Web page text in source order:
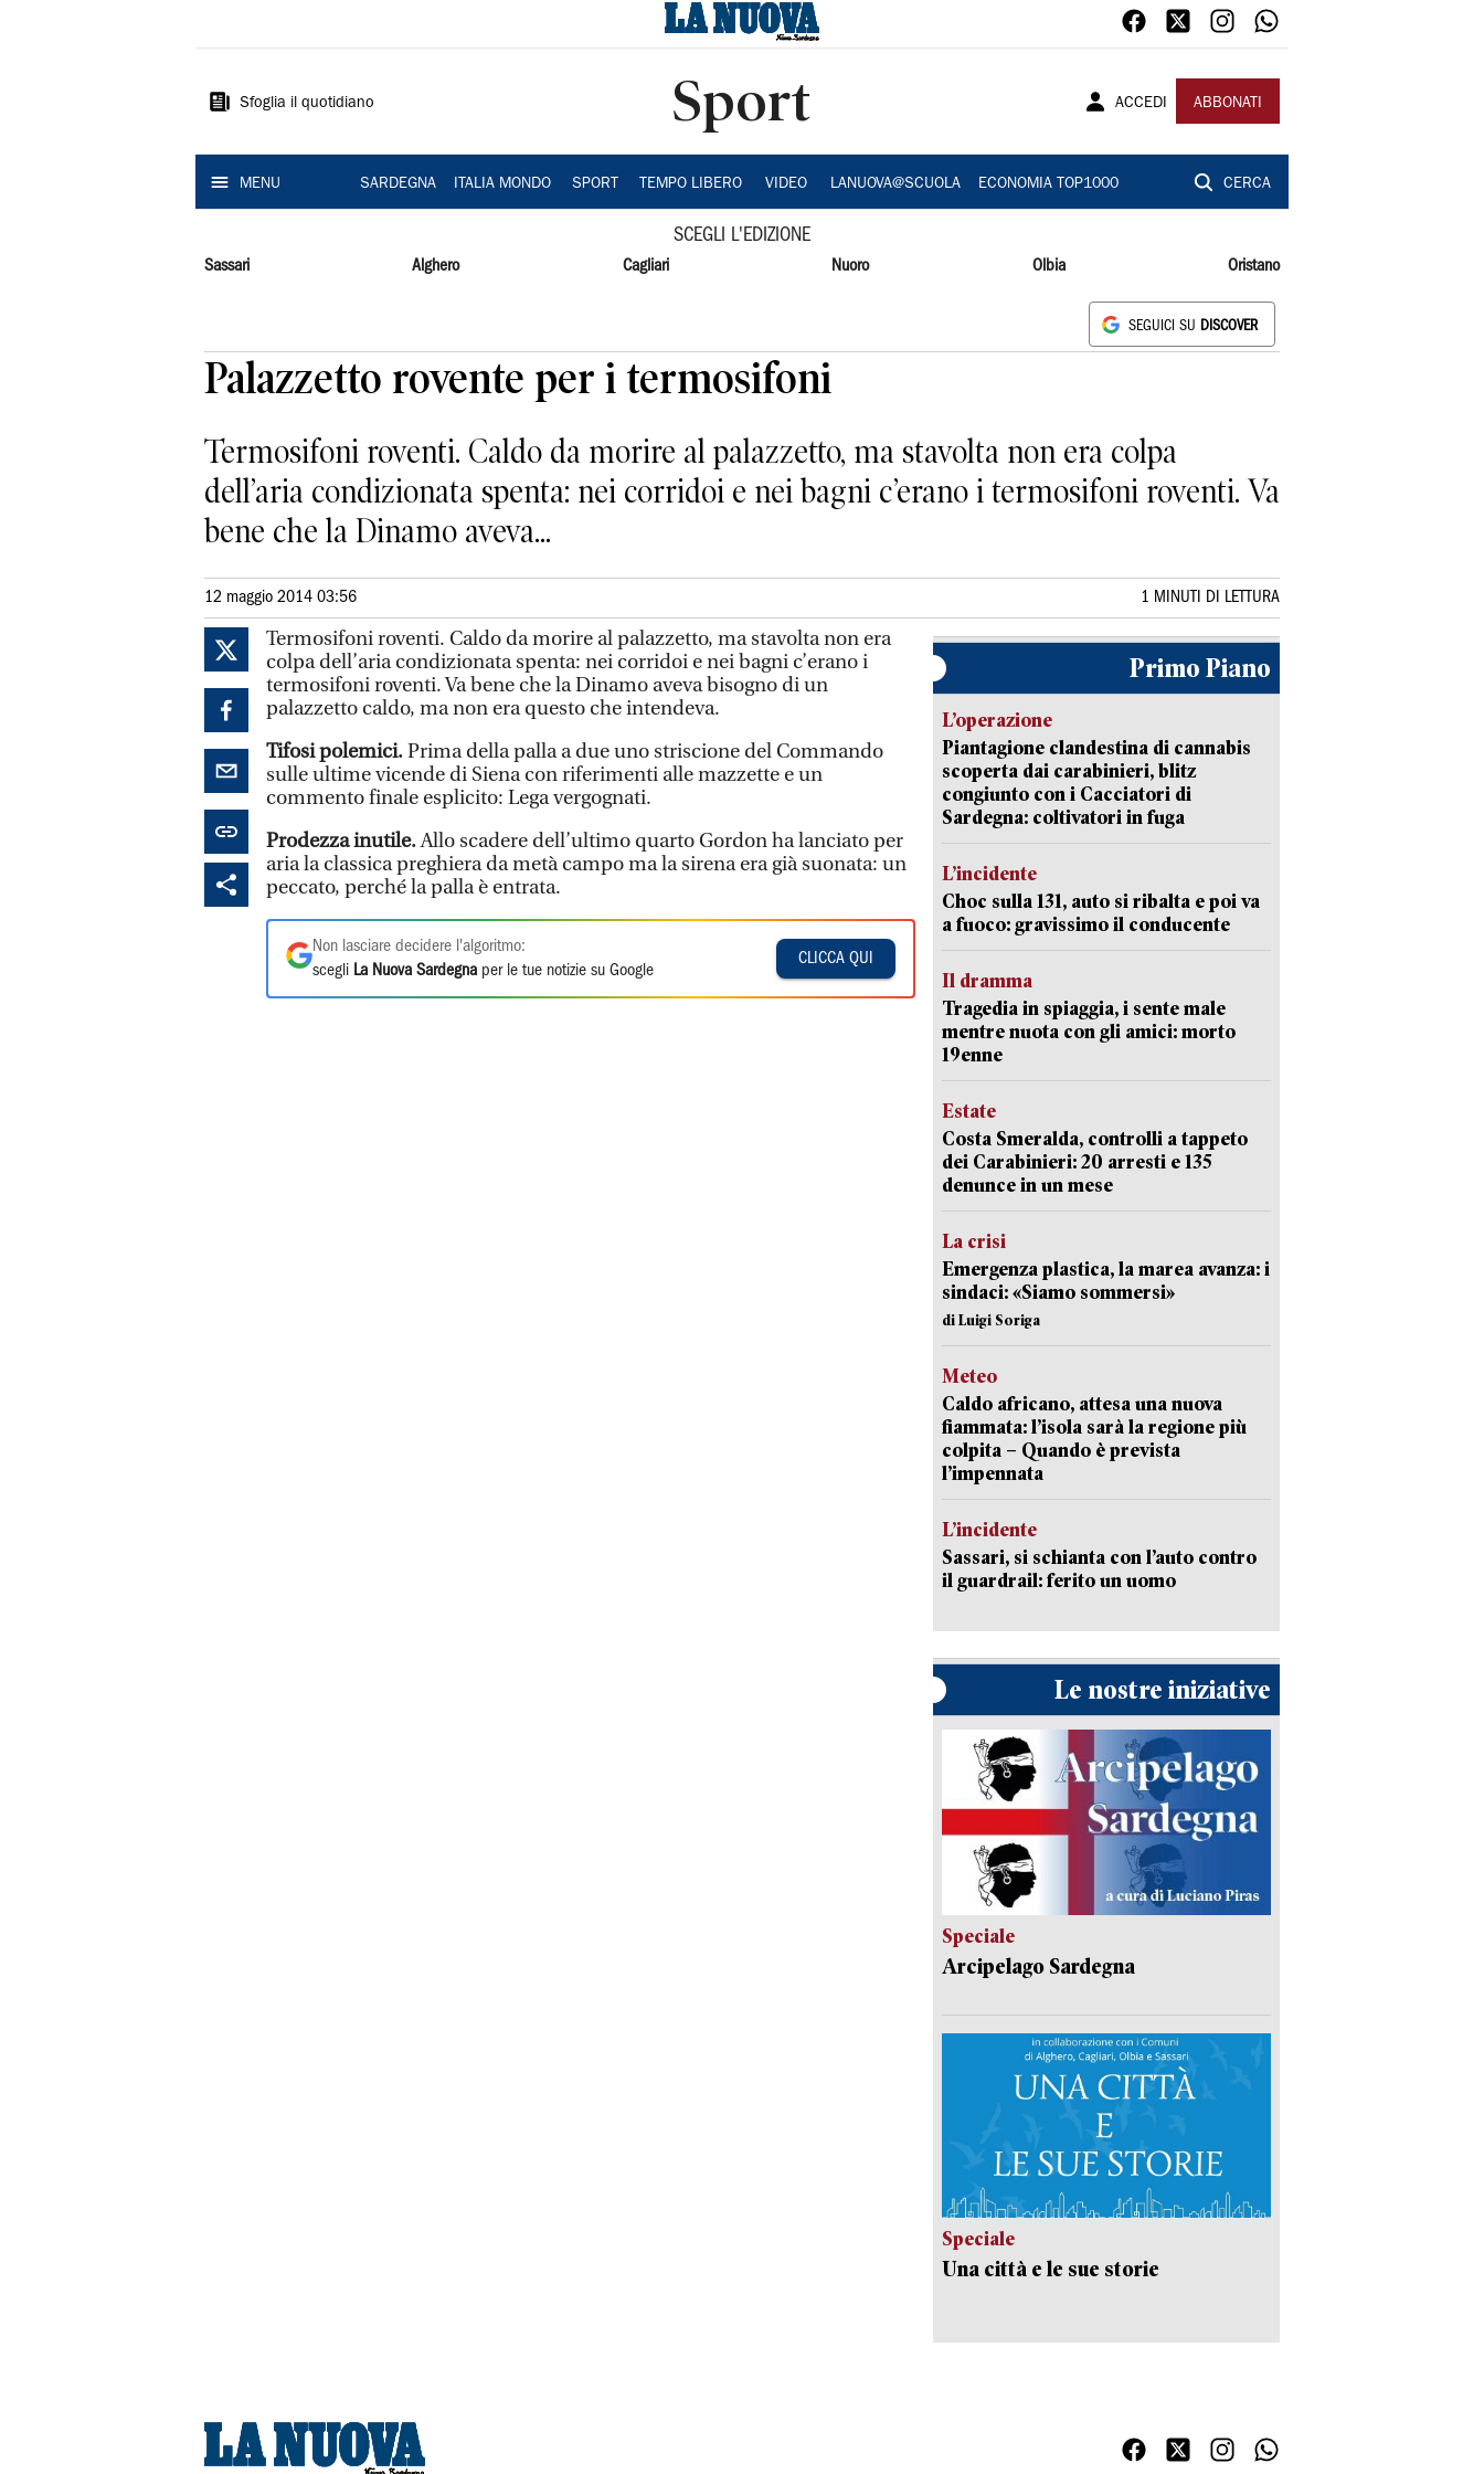
Sardegna
Sfoglia il quotidiano Sport ACCEDI ABBONATI
MENU SARDEGNA ITALIA MONDO SPORT TEMPO LIBERO VIDEO LANUOVA@SCUOLA ECONOMIA TOP1000 CERCA
SCEGLI L'EDIZIONE
Sassari Alghero Cagliari Nuoro Olbia Oristano
SEGUICI SU DISCOVER
Palazzetto rovente per i termosifoni
Termosifoni roventi. Caldo da morire al palazzetto, ma stavolta non era colpa
dell’aria condizionata spenta: nei corridoi e nei bagni c’erano i termosifoni roventi. Va
bene che la Dinamo aveva...
12 maggio 2014 03:56 1 MINUTI DI LETTURA
Termosifoni roventi. Caldo da morire al palazzetto, ma stavolta non era
colpa dell’aria condizionata spenta: nei corridoi e nei bagni c’erano i
termosifoni roventi. Va bene che la Dinamo aveva bisogno di un
palazzetto caldo, ma non era questo che intendeva.
Tifosi polemici.Prima della palla a due uno striscione del Commando
sulle ultime vicende di Siena con riferimenti alle mazzette e un
commento finale esplicito: Lega vergognati.
Prodezza inutile.Allo scadere dell’ultimo quarto Gordon ha lanciato per
aria la classica preghiera da metà campo ma la sirena era già suonata: un
peccato, perché la palla è entrata.
Non lasciare decidere l'algoritmo:
scegli La Nuova Sardegna per le tue notizie su Google
CLICCA QUI
Primo Piano
L’operazione
Piantagione clandestina di cannabis
scoperta dai carabinieri, blitz
congiunto con i Cacciatori di
Sardegna: coltivatori in fuga
L’incidente
Choc sulla 131, auto si ribalta e poi va
a fuoco: gravissimo il conducente
Il dramma
Tragedia in spiaggia, i sente male
mentre nuota con gli amici: morto
19enne
Estate
Costa Smeralda, controlli a tappeto
dei Carabinieri: 20 arresti e 135
denunce in un mese
La crisi
Emergenza plastica, la marea avanza: i
sindaci: «Siamo sommersi»
di Luigi Soriga
Meteo
Caldo africano, attesa una nuova
fiammata: l’isola sarà la regione più
colpita – Quando è prevista
l’impennata
L’incidente
Sassari, si schianta con l’auto contro
il guardrail: ferito un uomo
Le nostre iniziative
Speciale
Arcipelago Sardegna
Speciale
Una città e le sue storie